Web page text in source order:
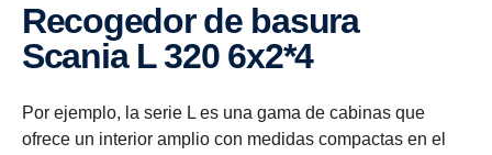
Recogedor de basura
Scania L 320 6x2*4
Por ejemplo, la serie L es una gama de cabinas que
ofrece un interior amplio con medidas compactas en el